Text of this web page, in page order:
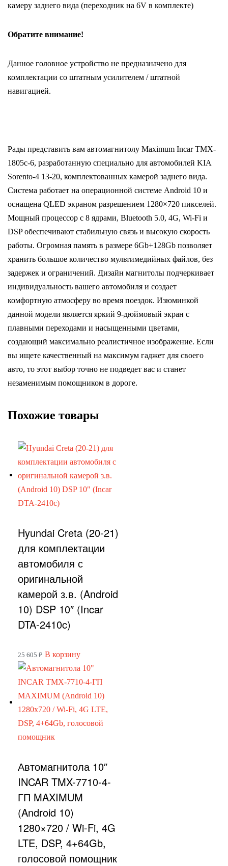
камеру заднего вида (переходник на 6V в комплекте)
Обратите внимание!
Данное головное устройство не предназначено для
комплектации со штатным усилителем / штатной
навигацией.
Рады представить вам автомагнитолу Maximum Incar TMX-
1805c-6, разработанную специально для автомобилей KIA
Sorento-4 13-20, комплектованных камерой заднего вида.
Система работает на операционной системе Android 10 и
оснащена QLED экраном разрешением 1280×720 пикселей.
Мощный процессор с 8 ядрами, Bluetooth 5.0, 4G, Wi-Fi и
DSP обеспечивают стабильную связь и высокую скорость
работы. Огромная память в размере 6Gb+128Gb позволяет
хранить большое количество мультимедийных файлов, без
задержек и ограничений. Дизайн магнитолы подчеркивает
индивидуальность вашего автомобиля и создает
комфортную атмосферу во время поездок. Изюминкой
данной модели является яркий 9-дюймовый экран с
плавными переходами и насыщенными цветами,
создающий максимально реалистичное изображение. Если
вы ищете качественный на максимум гаджет для своего
авто, то этот выбор точно не подведет вас и станет
незаменимым помощником в дороге.
Похожие товары
Hyundai Creta (20-21)
для комплектации
автомобиля с
оригинальной
камерой з.в. (Android
10) DSP 10″ (Incar
DTA-2410c)
25 605 ₽ В корзину
Автомагнитола 10″
INCAR TMX-7710-4-
ГП MAXIMUM
(Android 10)
1280×720 / Wi-Fi, 4G
LTE, DSP, 4+64Gb,
голосовой помощник